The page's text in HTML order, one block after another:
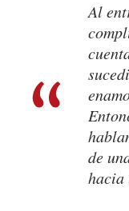
Al
de
hacia